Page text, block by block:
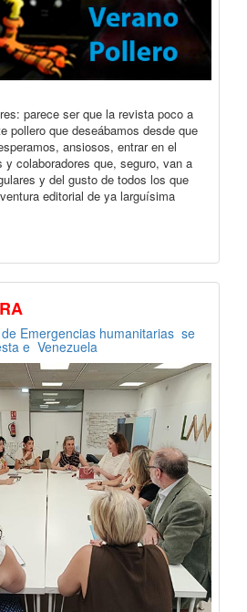
parece ser que la revista poco a
pollero que deseábamos desde que
ansiosos, entrar en el
colaboradores que, seguro, van a
y del gusto de todos los que
editorial de ya larguísima
Emergencias humanitarias se
e Venezuela